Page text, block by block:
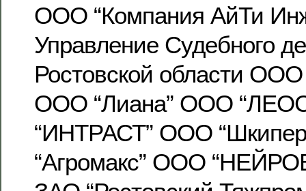
ООО “Компания АйТи
Управление Судебного
Ростовской области
ООО “Лиана” ООО
“ИНТРАСТ” ООО
“Агромакс” ООО